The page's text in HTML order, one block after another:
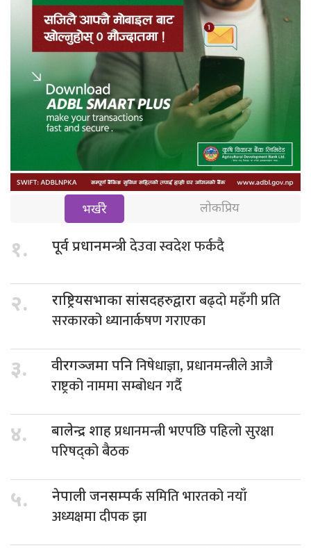
भर्खरै लोकप्रिय
१. पूर्व प्रधानमन्त्रीदेउवा स्वदेश फर्कदै
२. राष्ट्रियसभाका सांसदहरुद्वाराबढ्दो महँगी प्रति
सरकारको ध्यानार्कषण गराएका
३. वीरगञ्जमा पनिनिषेधाज्ञा, प्रधानमन्त्रीले आजै
राष्ट्रको नाममा सम्बोधन गर्दै
४. बालेन्द्र शाहप्रधानमन्त्री भएपछि पहिलो सुरक्षा
परिषद्को बैठक
५. नेपाली जनसम्पर्कसमिति भारतको नयाँ
अध्यक्षमा दीपक झा